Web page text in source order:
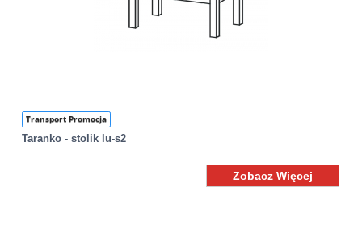
Transport Promocja
Taranko - stolik lu-s2
Zobacz Więcej